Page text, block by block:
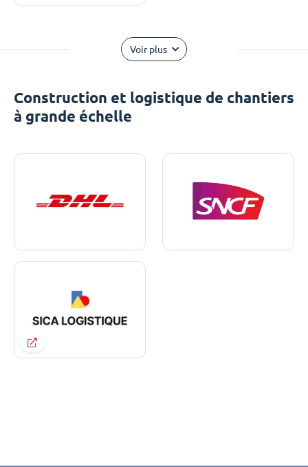
Voir plus
Construction et logistique de chantiers
à grande échelle